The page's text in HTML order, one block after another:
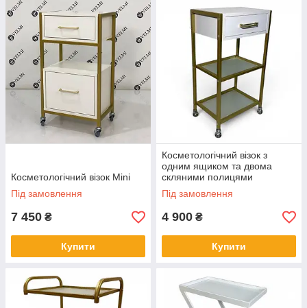
Косметологічний візок Mini
Під замовлення
7 450 ₴
Купити
Косметологічний візок з
одним ящиком та двома
скляними полицями
Під замовлення
4 900 ₴
Купити